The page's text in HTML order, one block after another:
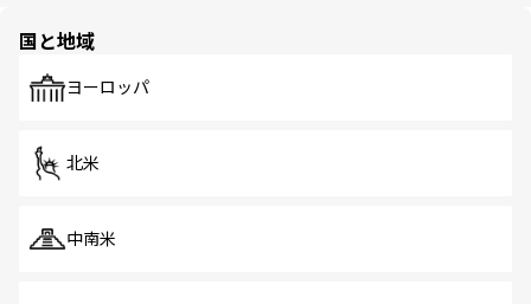
で、ホーカーズは地元の風情を楽しめる外せないスポット
国と地域
ヨーロッパ
北米
中南米